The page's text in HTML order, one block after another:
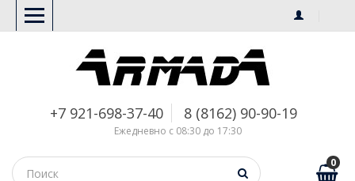
+7 921-698-37-40 8 (8162) 90-90-19
Ежедневно с 08:30 до 17:30
0